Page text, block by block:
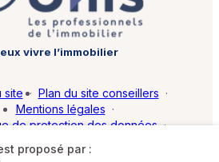
proposé par :
vivre l’immobilier
site · Plan du site conseillers ·
Mentions légales ·
de protection des données ·